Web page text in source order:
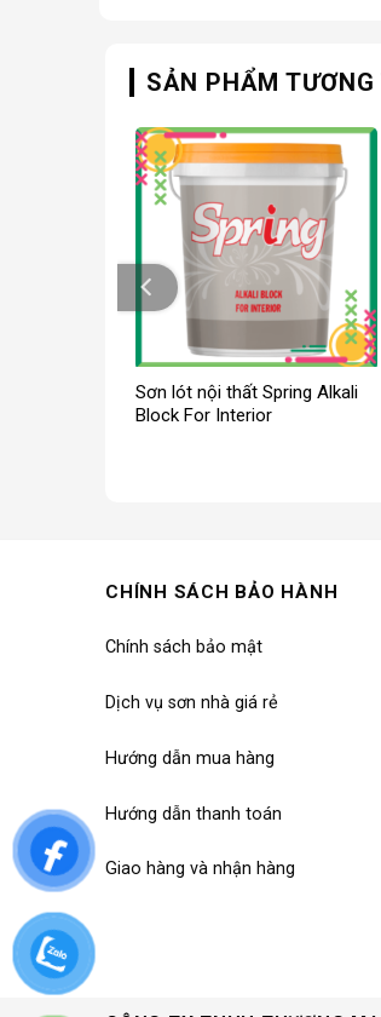
SẢN PHẨM
Sơn lót nội thất Spring Alkali
Block For Interior
CHÍNH SÁCH BẢO HÀNH
Chính sách bảo mật
Dịch vụ sơn nhà giá rẻ
Hướng dẫn mua hàng
Hướng dẫn thanh toán
Giao hàng và nhận hàng